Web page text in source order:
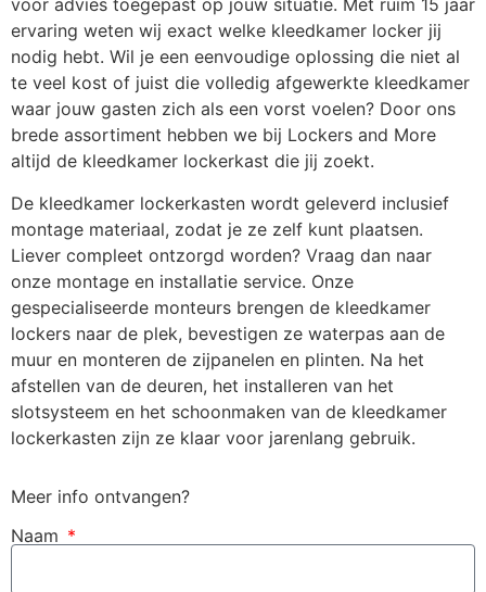
voor advies toegepast op jouw situatie. Met ruim 15 jaar
ervaring weten wij exact welke kleedkamer locker jij
nodig hebt. Wil je een eenvoudige oplossing die niet al
te veel kost of juist die volledig afgewerkte kleedkamer
waar jouw gasten zich als een vorst voelen? Door ons
brede assortiment hebben we bij Lockers and More
altijd de kleedkamer lockerkast die jij zoekt.
De kleedkamer lockerkasten wordt geleverd inclusief
montage materiaal, zodat je ze zelf kunt plaatsen.
Liever compleet ontzorgd worden? Vraag dan naar
onze montage en installatie service. Onze
gespecialiseerde monteurs brengen de kleedkamer
lockers naar de plek, bevestigen ze waterpas aan de
muur en monteren de zijpanelen en plinten. Na het
afstellen van de deuren, het installeren van het
slotsysteem en het schoonmaken van de kleedkamer
lockerkasten zijn ze klaar voor jarenlang gebruik.
Meer info ontvangen?
Naam